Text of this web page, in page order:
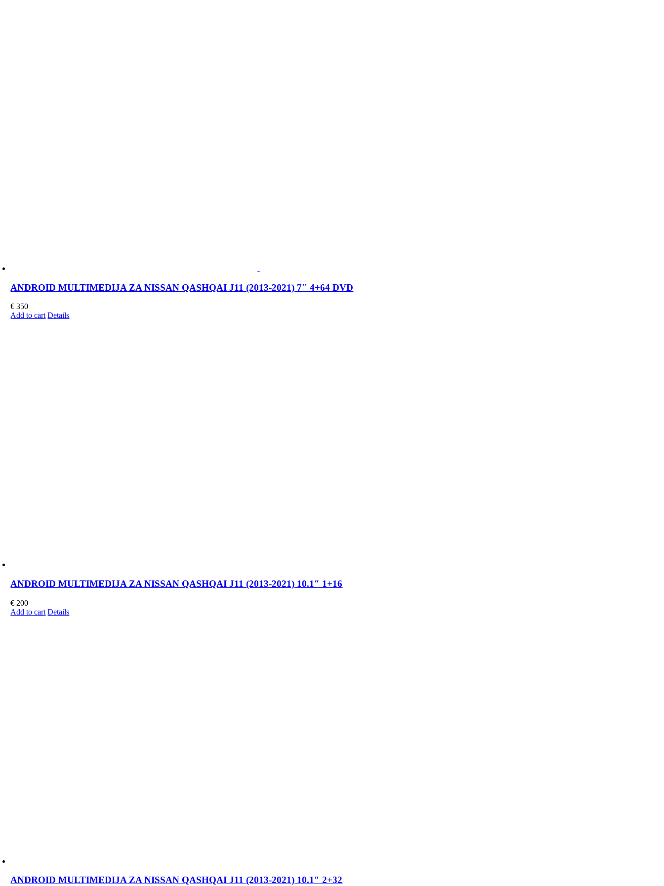
ANDROID MULTIMEDIJA ZA NISSAN QASHQAI J11 (2013-2021) 7″ 4+64 DVD
€ 350
Add to cart Details
ANDROID MULTIMEDIJA ZA NISSAN QASHQAI J11 (2013-2021) 10.1″ 1+16
€ 200
Add to cart Details
ANDROID MULTIMEDIJA ZA NISSAN QASHQAI J11 (2013-2021) 10.1″ 2+32